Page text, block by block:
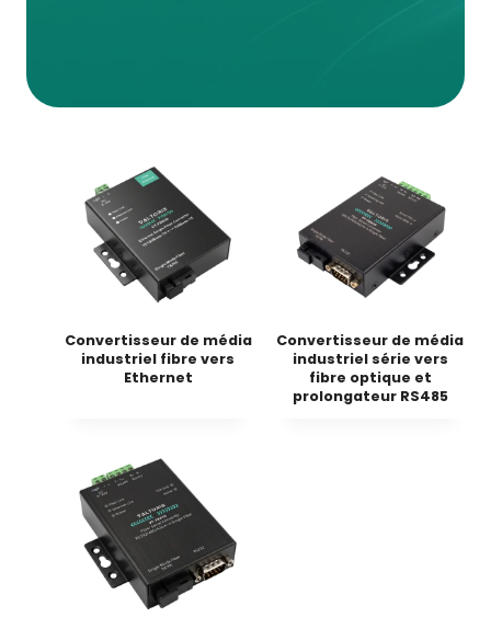
Convertisseur de média
industriel fibre vers
Ethernet
Convertisseur de média
industriel série vers
fibre optique et
prolongateur RS485